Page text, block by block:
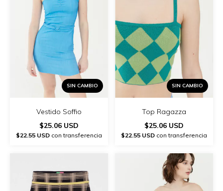
SIN CAMBIO
Vestido Soffio
$25.06 USD
$22.55 USD con transferencia
SIN CAMBIO
Top Ragazza
$25.06 USD
$22.55 USD con transferencia